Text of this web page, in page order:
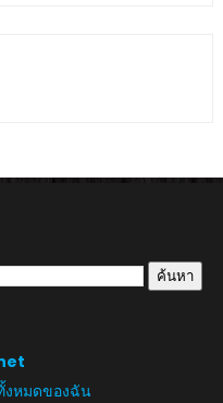
งหมดของฉัน